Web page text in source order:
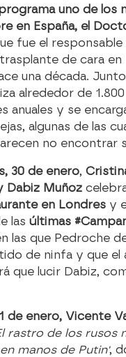
uno de los
en España, el
fue el responsable
de cara en
una década.
alrededor de 1.800
anuales y se
algunas de las
no encontrar
30 de enero,
Dabiz Muñoz
en Londres y
las últimas
las que Pedroche
de ninfa y que el
que lucir Dabiz,
de enero, Vicente
rastro de los rusos
manos de Putin',